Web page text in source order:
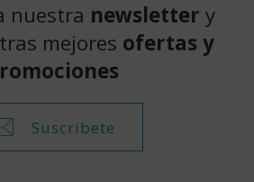
nuestra newsletter y
mejores ofertas y
Suscríbete